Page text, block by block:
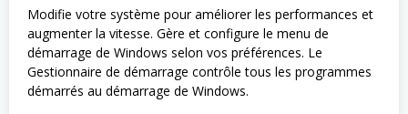
Modifie votre système pour améliorer les performances et
augmenter la vitesse. Gère et configure le menu de
démarrage de Windows selon vos préférences. Le
Gestionnaire de démarrage contrôle tous les programmes
démarrés au démarrage de Windows.